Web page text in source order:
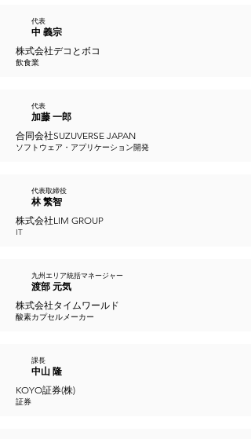
代表
中 義宗
株式会社デコとボコ
飲食業
代表
加藤 一郎
合同会社SUZUVERSE JAPAN
ソフトウェア・アプリケーション開発
代表取締役
林 繁智
株式会社LIM GROUP
IT
九州エリア統括マネージャー
渡部 元気
株式会社タイムワールド
酸素カプセルメーカー
課長
中山 隆
KOYO証券(株)
証券